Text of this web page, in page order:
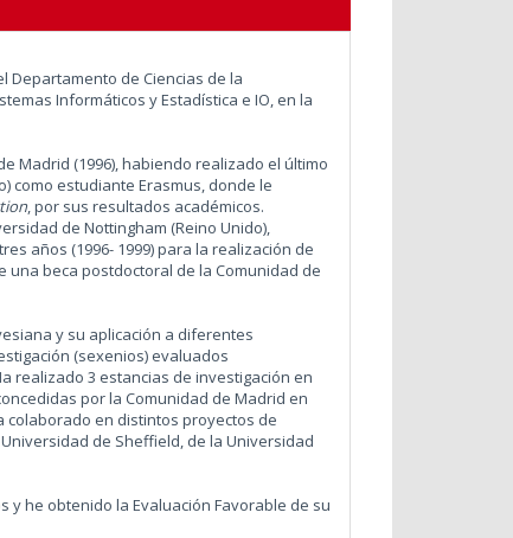
Departamento de Ciencias de la
Informáticos y Estadística e IO, en la
Madrid (1996), habiendo realizado el último
como estudiante Erasmus, donde le
, por sus resultados académicos.
de Nottingham (Reino Unido),
años (1996- 1999) para la realización de
una beca postdoctoral de la Comunidad de
y su aplicación a diferentes
(sexenios) evaluados
realizado 3 estancias de investigación en
por la Comunidad de Madrid en
colaborado en distintos proyectos de
de Sheffield, de la Universidad
he obtenido la Evaluación Favorable de su